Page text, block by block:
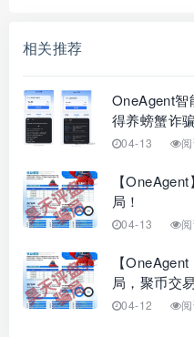
相关推荐
OneAgent智
得养螃蟹诈
04-13
【
局！
04-13
【
局，聚币交
04-12